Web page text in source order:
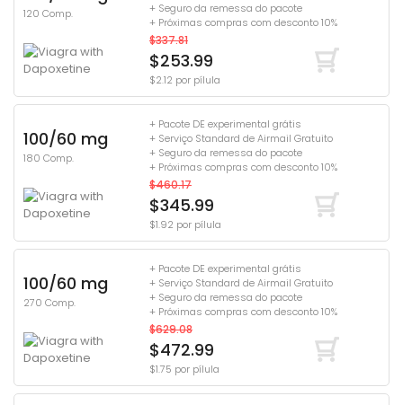
120 Comp.
+ Seguro da remessa do pacote
+ Próximas compras com desconto 10%
$337.81
$253.99
$2.12 por pílula
100/60 mg
180 Comp.
+ Pacote DE experimental grátis
+ Serviço Standard de Airmail Gratuito
+ Seguro da remessa do pacote
+ Próximas compras com desconto 10%
$460.17
$345.99
$1.92 por pílula
100/60 mg
270 Comp.
+ Pacote DE experimental grátis
+ Serviço Standard de Airmail Gratuito
+ Seguro da remessa do pacote
+ Próximas compras com desconto 10%
$629.08
$472.99
$1.75 por pílula